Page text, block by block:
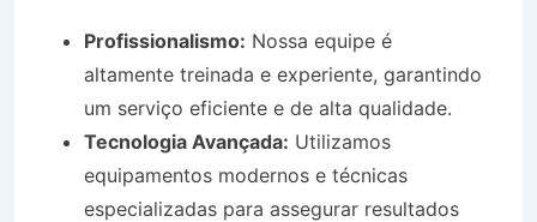
Profissionalismo: Nossa equipe é
altamente treinada e experiente, garantindo
um serviço eficiente e de alta qualidade.
Tecnologia Avançada: Utilizamos
equipamentos modernos e técnicas
especializadas para assegurar resultados